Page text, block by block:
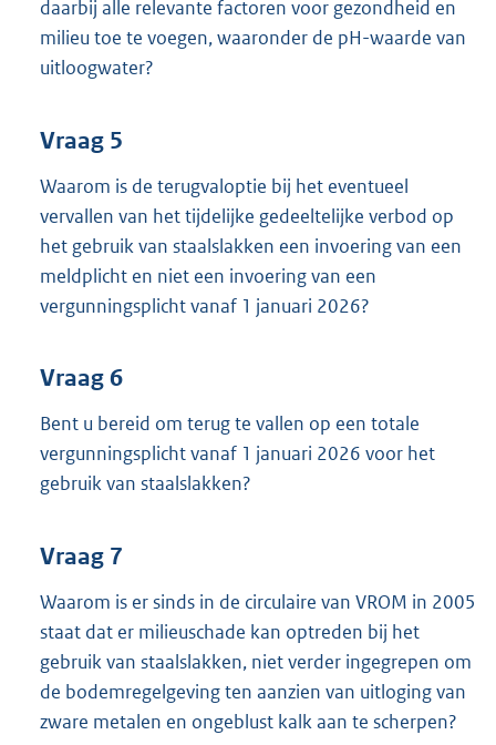
daarbij alle relevante factoren voor gezondheid en
milieu toe te voegen, waaronder de pH-waarde van
uitloogwater?
Vraag 5
Waarom is de terugvaloptie bij het eventueel
vervallen van het tijdelijke gedeeltelijke verbod op
het gebruik van staalslakken een invoering van een
meldplicht en niet een invoering van een
vergunningsplicht vanaf 1 januari 2026?
Vraag 6
Bent u bereid om terug te vallen op een totale
vergunningsplicht vanaf 1 januari 2026 voor het
gebruik van staalslakken?
Vraag 7
Waarom is er sinds in de circulaire van VROM in 2005
staat dat er milieuschade kan optreden bij het
gebruik van staalslakken, niet verder ingegrepen om
de bodemregelgeving ten aanzien van uitloging van
zware metalen en ongeblust kalk aan te scherpen?